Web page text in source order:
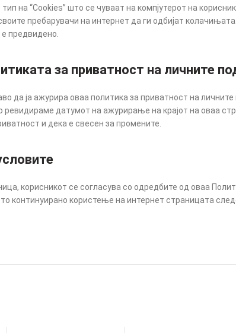
на “Cookies” што се чуваат на компјутерот на
пребарувачи на интернет да ги одбијат
предвидено.
за приватност на личните
да ја ажурира оваа политика за приватност на
ревидираме датумот на ажурирање на крајот на оваа
и дека е свесен за промените.
корисникот се согласува со одредбите од оваа
континуирано користење на интернет страницата